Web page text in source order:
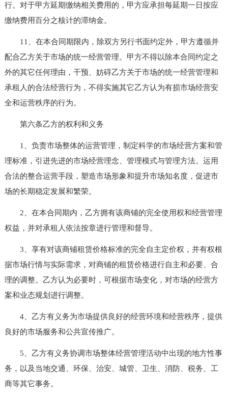
行。对于甲方延期缴纳相关费用的，甲方应承担每延期一日按应
缴纳费用百分之核计的滞纳金。
11、在本合同期限内，除双方另行书面约定外，甲方遵循并
配合乙方关于市场的统一经营管理。甲方不得以除本合同约定之
外的其它任何理由，干预、妨碍乙方关于市场的统一经营管理和
承租人的合法经营行为，不得实施其它乙方认为有损市场经营安
全和运营秩序的行为。
第六条乙方的权利和义务
1、负责市场整体的运营管理，制定科学的市场经营方案和管
理标准，引进先进的市场经营理念、管理模式与管理方法。运用
合法的整合运营手段，塑造市场形象和提升市场知名度，促进市
场的长期稳定发展和繁荣。
2、在本合同期内，乙方拥有该商铺的完全使用权和经营管理
权益，并对承租人依法按章进行管理和督导。
3、享有对该商铺租赁价格标准的完全自主定价权，并有权根
据市场行情与实际需求，对商铺的租赁价格进行自主和必要、合
理的调整。乙方认为必要时，可根据市场变化，对市场的经营方
案和业态规划进行调整。
4、乙方有义务为市场提供良好的经营环境和经营秩序，提供
良好的市场服务和公共宣传推广。
5、乙方有义务协调市场整体经营管理活动中出现的地方性事
务，以及当地交通、环保、治安、城管、卫生、消防、税务、工
商等其它事务。